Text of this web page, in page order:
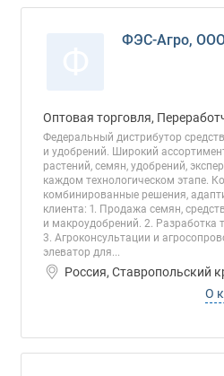
ФЭС-Агро,
Оптовая торговля,
Федеральный дистрибутор
и удобрений. Широкий
растений, семян, удобрений,
каждом технологическом этапе.
комбинированные решения,
клиента: 1. Продажа семян,
и макроудобрений. 2. Разработка
3. Агроконсультации и
элеватор для...
Россия, Ставропольский
О